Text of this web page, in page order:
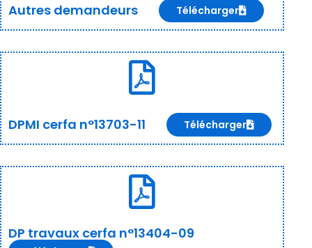
Autres demandeurs Télécharger
DPMI cerfa n°13703-11 Télécharger
DP travaux cerfa n°13404-09